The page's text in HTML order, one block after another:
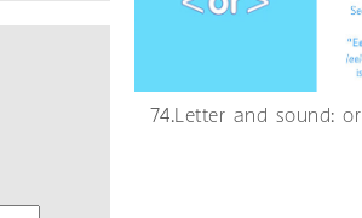
74.Letter and sound: or